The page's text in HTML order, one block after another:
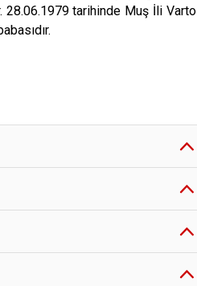
28.06.1979 tarihinde Muş İli Varto